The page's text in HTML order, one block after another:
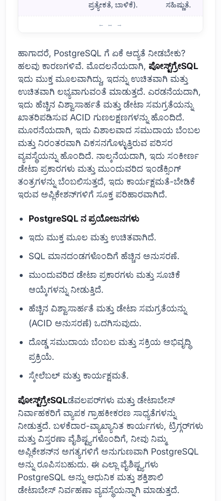
ಪ್ರತ್ಯೇಕತೆ, ಬಾಳಿಕೆ). ಸಹಿಷ್ಣುತೆ.
ಹಾಗಾದರೆ, PostgreSQL ಗೆ ಏಕೆ ಆದ್ಯತೆ ನೀಡಬೇಕು?
ಹಲವು ಕಾರಣಗಳಿವೆ. ಮೊದಲನೆಯದಾಗಿ, ಪೋಸ್ಟ್‌ಗ್ರೇSQL
ಇದು ಮುಕ್ತ ಮೂಲವಾಗಿದ್ದು, ಇದನ್ನು ಉಚಿತವಾಗಿ ಮತ್ತು
ಉಚಿತವಾಗಿ ಲಭ್ಯವಾಗುವಂತೆ ಮಾಡುತ್ತದೆ. ಎರಡನೆಯದಾಗಿ,
ಇದು ಹೆಚ್ಚಿನ ವಿಶ್ವಾಸಾರ್ಹತೆ ಮತ್ತು ಡೇಟಾ ಸಮಗ್ರತೆಯನ್ನು
ಖಾತರಿಪಡಿಸುವ ACID ಗುಣಲಕ್ಷಣಗಳನ್ನು ಹೊಂದಿದೆ.
ಮೂರನೆಯದಾಗಿ, ಇದು ವಿಶಾಲವಾದ ಸಮುದಾಯ ಬೆಂಬಲ
ಮತ್ತು ನಿರಂತರವಾಗಿ ವಿಕಸನಗೊಳ್ಳುತ್ತಿರುವ ಪರಿಸರ
ವ್ಯವಸ್ಥೆಯನ್ನು ಹೊಂದಿದೆ. ನಾಲ್ಕನೆಯದಾಗಿ, ಇದು ಸಂಕೀರ್ಣ
ಡೇಟಾ ಪ್ರಕಾರಗಳು ಮತ್ತು ಮುಂದುವರಿದ ಇಂಡೆಕ್ಸಿಂಗ್
ತಂತ್ರಗಳನ್ನು ಬೆಂಬಲಿಸುತ್ತದೆ, ಇದು ಕಾರ್ಯಕ್ಷಮತೆ-ಬೇಡಿಕೆ
ಇರುವ ಅಪ್ಲಿಕೇಶನ್‌ಗಳಿಗೆ ಸೂಕ್ತ ಪರಿಹಾರವಾಗಿದೆ.
PostgreSQL ನ ಪ್ರಯೋಜನಗಳು
ಇದು ಮುಕ್ತ ಮೂಲ ಮತ್ತು ಉಚಿತವಾಗಿದೆ.
SQL ಮಾನದಂಡಗಳೊಂದಿಗೆ ಹೆಚ್ಚಿನ ಅನುಸರಣೆ.
ಮುಂದುವರಿದ ಡೇಟಾ ಪ್ರಕಾರಗಳು ಮತ್ತು ಸೂಚಿಕೆ
ಆಯ್ಕೆಗಳನ್ನು ನೀಡುತ್ತಿದೆ.
ಹೆಚ್ಚಿನ ವಿಶ್ವಾಸಾರ್ಹತೆ ಮತ್ತು ಡೇಟಾ ಸಮಗ್ರತೆಯನ್ನು
(ACID ಅನುಸರಣೆ) ಒದಗಿಸುವುದು.
ದೊಡ್ಡ ಸಮುದಾಯ ಬೆಂಬಲ ಮತ್ತು ಸಕ್ರಿಯ ಅಭಿವೃದ್ಧಿ
ಪ್ರಕ್ರಿಯೆ.
ಸ್ಕೇಲೆಬಲ್ ಮತ್ತು ಕಾರ್ಯಕ್ಷಮತೆ.
ಪೋಸ್ಟ್‌ಗ್ರೇSQLಡೆವಲಪರ್‌ಗಳು ಮತ್ತು ಡೇಟಾಬೇಸ್
ನಿರ್ವಾಹಕರಿಗೆ ವ್ಯಾಪಕ ಗ್ರಾಹಕೀಕರಣ ಸಾಧ್ಯತೆಗಳನ್ನು
ನೀಡುತ್ತದೆ. ಬಳಕೆದಾರ-ವ್ಯಾಖ್ಯಾನಿತ ಕಾರ್ಯಗಳು, ಟ್ರಿಗ್ಗರ್‌ಗಳು
ಮತ್ತು ವಿಸ್ತರಣಾ ವೈಶಿಷ್ಟ್ಯಗಳೊಂದಿಗೆ, ನೀವು ನಿಮ್ಮ
ಅಪ್ಲಿಕೇಶನ್‌ನ ಅಗತ್ಯಗಳಿಗೆ ಅನುಗುಣವಾಗಿ PostgreSQL
ಅನ್ನು ರೂಪಿಸಬಹುದು. ಈ ಎಲ್ಲಾ ವೈಶಿಷ್ಟ್ಯಗಳು
PostgreSQL ಅನ್ನು ಆಧುನಿಕ ಮತ್ತು ಶಕ್ತಿಶಾಲಿ
ಡೇಟಾಬೇಸ್ ನಿರ್ವಹಣಾ ವ್ಯವಸ್ಥೆಯನ್ನಾಗಿ ಮಾಡುತ್ತದೆ.